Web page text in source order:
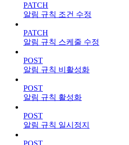
PATCH
알림 규칙 조건 수정
PATCH
알림 규칙 스케줄 수정
POST
알림 규칙 비활성화
POST
알림 규칙 활성화
POST
알림 규칙 일시정지
POST